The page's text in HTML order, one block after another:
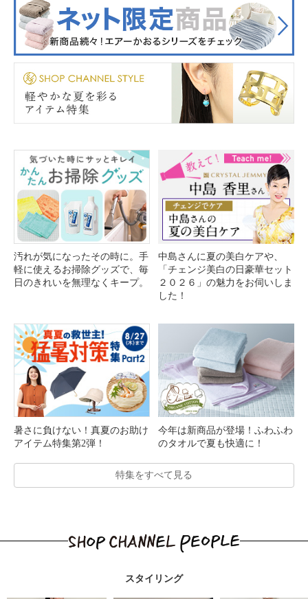
汚れが気になったその時に。手
軽に使えるお掃除グッズで、毎
日のきれいを無理なくキープ。
中島さんに夏の美白ケアや、
「チェンジ美白の日豪華セット
２０２６」の魅力をお伺いしま
した！
暑さに負けない！真夏のお助け
アイテム特集第2弾！
今年は新商品が登場！ふわふわ
のタオルで夏も快適に！
特集をすべて見る
スタイリング